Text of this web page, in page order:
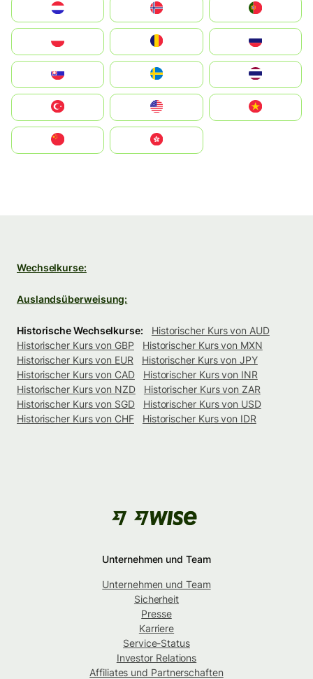
United States
中國香港特別行政區
Wechselkurse:
Auslandsüberweisung:
Historische Wechselkurse:
Historischer Kurs von AUD
Historischer Kurs von GBP
Historischer Kurs von MXN
Historischer Kurs von EUR
Historischer Kurs von JPY
Historischer Kurs von CAD
Historischer Kurs von INR
Historischer Kurs von NZD
Historischer Kurs von ZAR
Historischer Kurs von SGD
Historischer Kurs von USD
Historischer Kurs von CHF
Historischer Kurs von IDR
Unternehmen und Team
Unternehmen und Team
Sicherheit
Presse
Karriere
Service-Status
Investor Relations
Affiliates und Partnerschaften